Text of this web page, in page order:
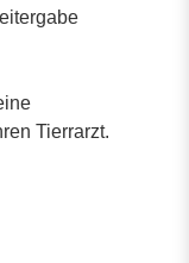
Tierrarzt.